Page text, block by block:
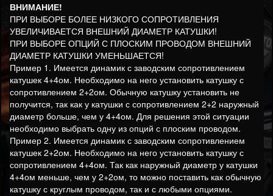
ВНИМАНИЕ!
ПРИ ВЫБОРЕ БОЛЕЕ НИЗКОГО СОПРОТИВЛЕНИЯ
УВЕЛИЧИВАЕТСЯ ВНЕШНИЙ ДИАМЕТР КАТУШКИ!
ПРИ ВЫБОРЕ ОПЦИЙ С ПЛОСКИМ ПРОВОДОМ ВНЕШНИЙ
ДИАМЕТР КАТУШКИ УМЕНЬШАЕТСЯ!
Пример 1. Имеется динамик с заводским сопротивлением
катушек 4+4ом. Необходимо на него установить катушку с
сопротивлением 2+2ом. Обычную катушку установить не
получится, так как у катушки с сопротивлением 2+2 наружный
диаметр больше, чем у 4+4ом. Для решения этой ситуации
необходимо выбрать одну из опций с плоским проводом.
Пример 2. Имеется динамик с заводским сопротивлением
катушек 2+2ом. Необходимо на него установить катушку с
сопротивлением 4+4ом. Так как наружный диаметр у катушки
4+4ом меньше, чем у 2+2ом, то можно поставить как обычную
катушку с круглым проводом, так и с любыми опциями.